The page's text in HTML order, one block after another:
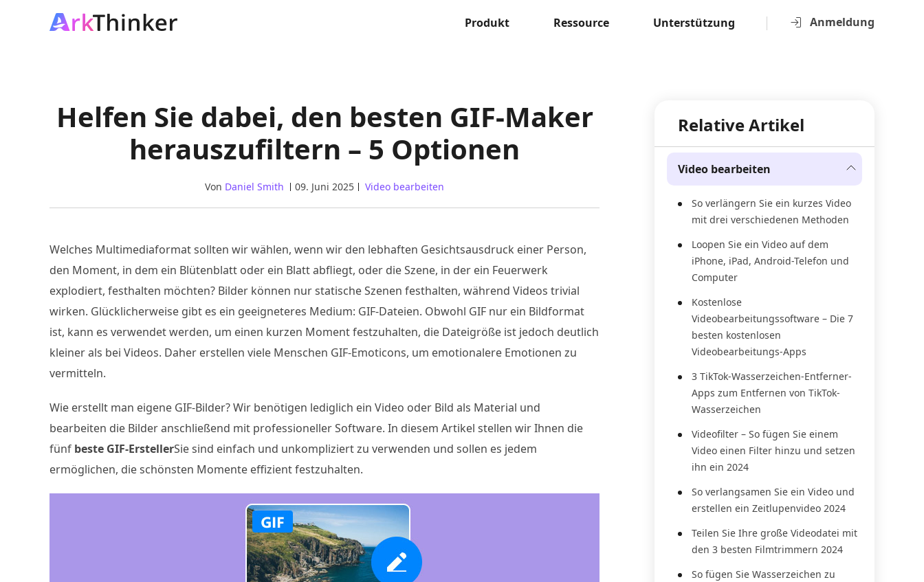
Anmeldung
Produkt Ressource Unterstützung
Helfen Sie dabei, den besten GIF-Maker
herauszufiltern – 5 Optionen
Von Daniel Smith 09. Juni 2025 Video bearbeiten
Welches Multimediaformat sollten wir wählen, wenn wir den lebhaften Gesichtsausdruck einer Person,
den Moment, in dem ein Blütenblatt oder ein Blatt abfliegt, oder die Szene, in der ein Feuerwerk
explodiert, festhalten möchten? Bilder können nur statische Szenen festhalten, während Videos trivial
wirken. Glücklicherweise gibt es ein geeigneteres Medium: GIF-Dateien. Obwohl GIF nur ein Bildformat
ist, kann es verwendet werden, um einen kurzen Moment festzuhalten, die Dateigröße ist jedoch deutlich
kleiner als bei Videos. Daher erstellen viele Menschen GIF-Emoticons, um emotionalere Emotionen zu
vermitteln.
Wie erstellt man eigene GIF-Bilder? Wir benötigen lediglich ein Video oder Bild als Material und
bearbeiten die Bilder anschließend mit professioneller Software. In diesem Artikel stellen wir Ihnen die
fünf beste GIF-ErstellerSie sind einfach und unkompliziert zu verwenden und sollen es jedem
ermöglichen, die schönsten Momente effizient festzuhalten.
Relative Artikel
Video bearbeiten
So verlängern Sie ein kurzes Video
mit drei verschiedenen Methoden
Loopen Sie ein Video auf dem
iPhone, iPad, Android-Telefon und
Computer
Kostenlose
Videobearbeitungssoftware – Die 7
besten kostenlosen
Videobearbeitungs-Apps
3 TikTok-Wasserzeichen-Entferner-
Apps zum Entfernen von TikTok-
Wasserzeichen
Videofilter – So fügen Sie einem
Video einen Filter hinzu und setzen
ihn ein 2024
So verlangsamen Sie ein Video und
erstellen ein Zeitlupenvideo 2024
Teilen Sie Ihre große Videodatei mit
den 3 besten Filmtrimmern 2024
So fügen Sie Wasserzeichen zu